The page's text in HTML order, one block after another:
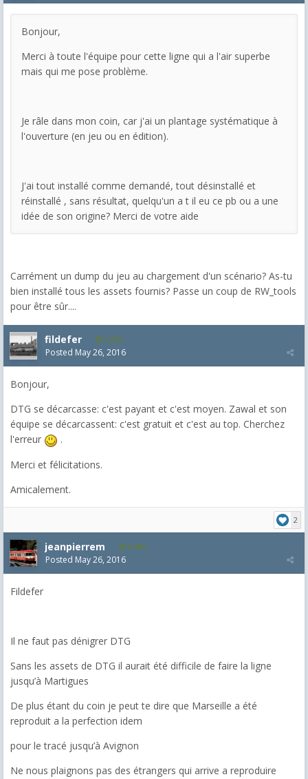
Bonjour,
Merci à toute l'équipe pour cette ligne qui a l'air superbe
mais qui me pose problème.
Je râle dans mon coin, car j'ai un plantage systématique à
l'ouverture (en jeu ou en édition).
J'ai tout installé comme demandé, tout désinstallé et
réinstallé , sans résultat, quelqu'un a t il eu ce pb ou a une
idée de son origine? Merci de votre aide
Carrément un dump du jeu au chargement d'un scénario? As-tu
bien installé tous les assets fournis? Passe un coup de RW_tools
pour être sûr....
fildefer 1,604
Posted May 26, 2016
Bonjour,
DTG se décarcasse: c'est payant et c'est moyen. Zawal et son
équipe se décarcassent: c'est gratuit et c'est au top. Cherchez
l'erreur
.
Merci et félicitations.
Amicalement.
2
jeanpierrem 5,986
Posted May 26, 2016
Fildefer
Il ne faut pas dénigrer DTG
Sans les assets de DTG il aurait été difficile de faire la ligne
jusqu’à Martigues
De plus étant du coin je peut te dire que Marseille a été
reproduit a la perfection idem
pour le tracé jusqu’à Avignon
Ne nous plaignons pas des étrangers qui arrive a reproduire